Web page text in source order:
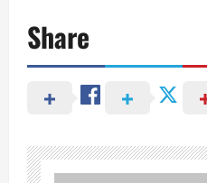
Share